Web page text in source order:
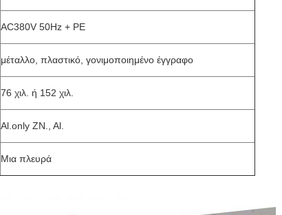
AC380V 50Hz + PE
μέταλλο, πλαστικό, γονιμοποιημένο έγγραφο
76 χιλ. ή 152 χιλ.
Al.only ZN., Al.
Μια πλευρά